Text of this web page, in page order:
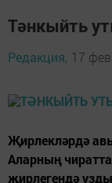
Тәнкыйть
Редакция, 17
Җирлекләрдә
Аларның
җирлегендә